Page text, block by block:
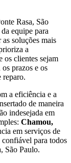
Rasa, São
equipe para
soluções mais
a
os clientes sejam
prazos e os
reparo.
a eficiência e a
de maneira
indesejada em
Chamou,
em serviços de
confiável para todos
São Paulo.